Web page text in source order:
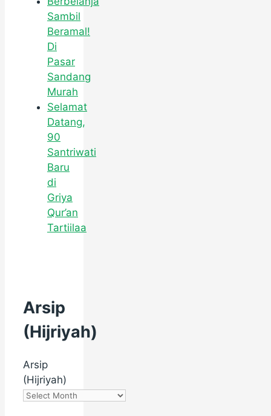
Sambil
Beramal!
Di
Pasar
Sandang
Murah
Selamat
Datang,
90
Santriwati
Baru
di
Griya
Qur’an
Tartiilaa
Arsip
(Hijriyah)
Arsip
(Hijriyah)